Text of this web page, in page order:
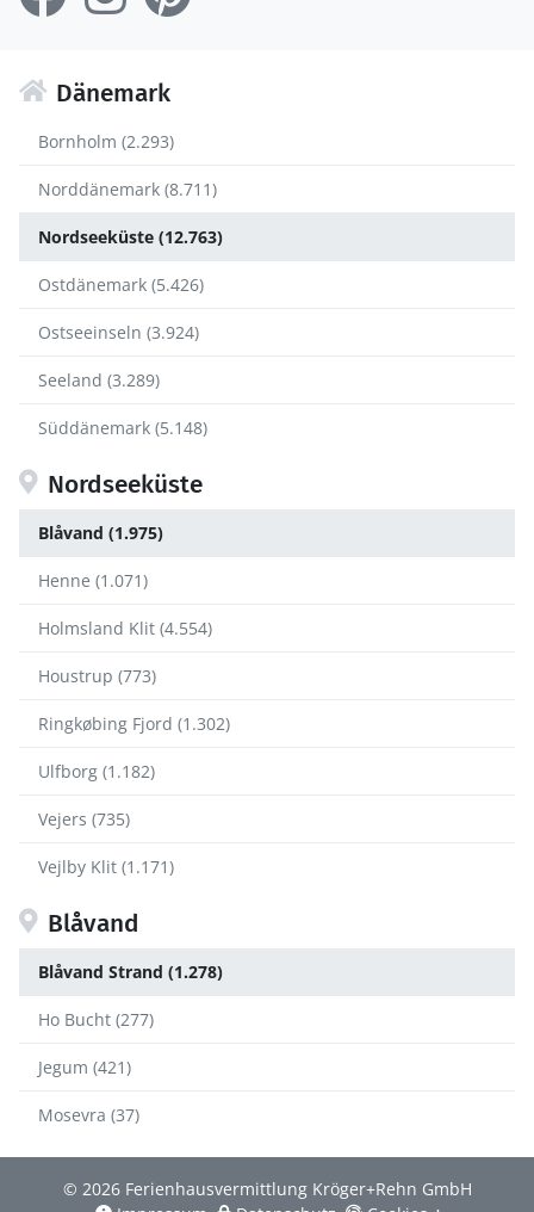
Dänemark
Bornholm (2.293)
Norddänemark (8.711)
Nordseeküste (12.763)
Ostdänemark (5.426)
Ostseeinseln (3.924)
Seeland (3.289)
Süddänemark (5.148)
Nordseeküste
Blåvand (1.975)
Henne (1.071)
Holmsland Klit (4.554)
Houstrup (773)
Ringkøbing Fjord (1.302)
Ulfborg (1.182)
Vejers (735)
Vejlby Klit (1.171)
Blåvand
Blåvand Strand (1.278)
Ho Bucht (277)
Jegum (421)
Mosevra (37)
© 2026 Ferienhausvermittlung Kröger+Rehn GmbH